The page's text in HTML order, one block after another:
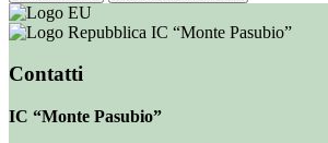
IC “Monte Pasubio”
Contatti
IC “Monte Pasubio”